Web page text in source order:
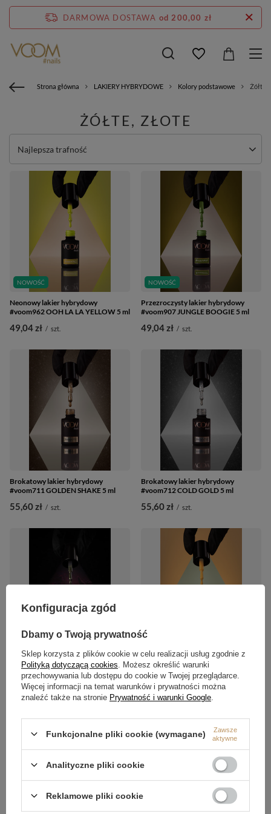
DARMOWA DOSTAWA od 200,00 zł
Strona główna LAKIERY HYBRYDOWE Kolory podstawowe Żółte,
ŻÓŁTE, ZŁOTE
Zmień sortowanie
Najlepsza trafność
NOWOŚĆ
Neonowy lakier hybrydowy
#voom962 OOH LA LA YELLOW 5 ml
49,04 zł / szt.
NOWOŚĆ
Przezroczysty lakier hybrydowy
#voom907 JUNGLE BOOGIE 5 ml
49,04 zł / szt.
Brokatowy lakier hybrydowy
#voom711 GOLDEN SHAKE 5 ml
55,60 zł / szt.
Brokatowy lakier hybrydowy
#voom712 COLD GOLD 5 ml
55,60 zł / szt.
Termiczny lakier hybrydowy
#voom760 FULL MOON GLOW 5 ml
55,60 zł / szt.
Kolorowy lakier hybrydowy
#voom326 YELLOW BRICK ROAD 5
ml
49,04 zł / szt.
Konfiguracja zgód
Dbamy o Twoją prywatność
Sklep korzysta z plików cookie w celu realizacji usług zgodnie z
Polityką dotyczącą cookies . Możesz określić warunki
przechowywania lub dostępu do cookie w Twojej przeglądarce.
Więcej informacji na temat warunków i prywatności można
znaleźć także na stronie Prywatność i warunki Google
Funkcjonalne pliki cookie (wymagane)
Zawsze
aktywne
Analityczne pliki cookie
Reklamowe pliki cookie